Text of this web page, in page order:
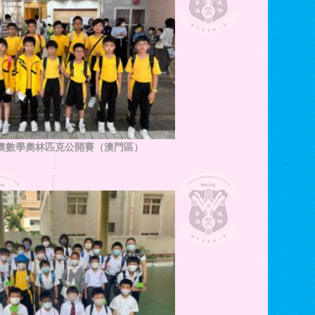
數學奧林匹克公開賽（澳門區）